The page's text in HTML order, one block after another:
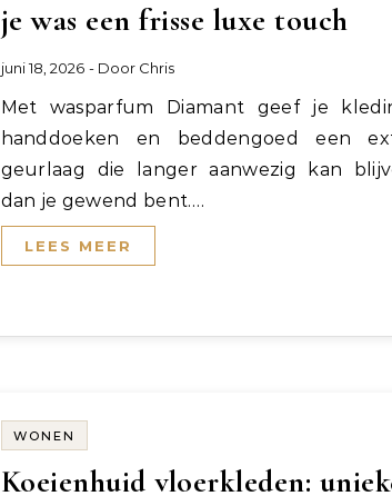
je was een frisse luxe touch
juni 18, 2026 - Door Chris
Met wasparfum Diamant geef je kleding,
handdoeken en beddengoed een
geurlaag die langer aanwezig kan
dan je gewend bent.…
LEES MEER
WONEN
Koeienhuid vloerkleden: